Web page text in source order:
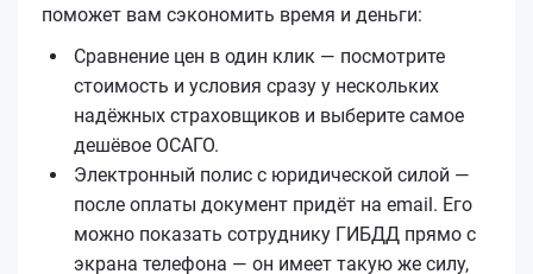
поможет вам сэкономить время и деньги:
Сравнение цен в один клик — посмотрите
стоимость и условия сразу у нескольких
надёжных страховщиков и выберите самое
дешёвое ОСАГО.
Электронный полис с юридической силой —
после оплаты документ придёт на email. Его
можно показать сотруднику ГИБДД прямо с
экрана телефона — он имеет такую же силу,